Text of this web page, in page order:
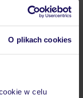
O plikach cookies
w celu
30 lat w